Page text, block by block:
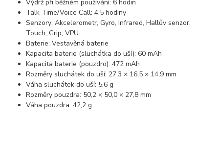
Výdrž při běžném používání: 6 hodin
Talk Time/Voice Call: 4,5 hodiny
Senzory: Akcelerometr, Gyro, Infrared, Hallův senzor,
Touch, Grip, VPU
Baterie: Vestavěná baterie
Kapacita baterie (sluchátka do uší): 60 mAh
Kapacita baterie (pouzdro): 472 mAh
Rozměry sluchátek do uší: 27,3 × 16,5 × 14,9 mm
Váha sluchátek do uší: 5,6 g
Rozměry pouzdra: 50,2 × 50,0 × 27,8 mm
Váha pouzdra: 42,2 g